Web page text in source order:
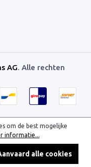
AG. Alle rechten
om de best mogelijke
informatie...
alle cookies